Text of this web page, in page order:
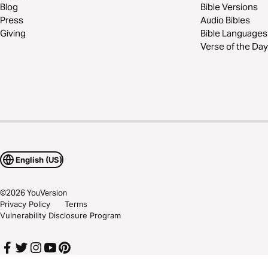
Blog
Press
Giving
Bible Versions
Audio Bibles
Bible Languages
Verse of the Day
English (US)
©2026YouVersion
Privacy Policy
Terms
Vulnerability Disclosure Program